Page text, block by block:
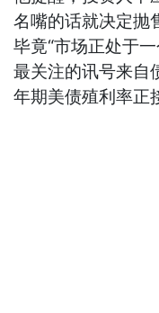
名嘴的话就决定抛
毕竟“市场正处于
最关注的讯号来自
年期美债殖利率正